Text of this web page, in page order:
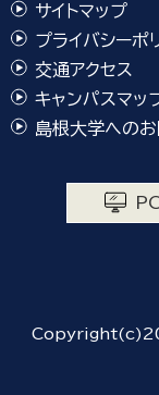
サイトマップ
プライバシーポ
交通アクセス
キャンパスマッ
島根大学への